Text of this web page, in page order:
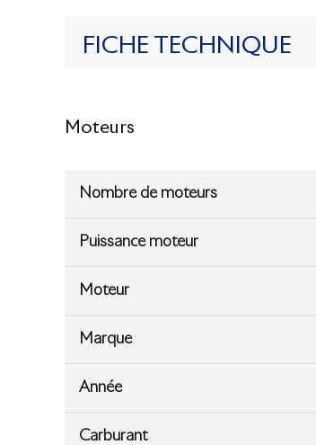
FICHE TECHNIQUE
Moteurs
Nombre de moteurs
Puissance moteur
Moteur
Marque
Année
Carburant